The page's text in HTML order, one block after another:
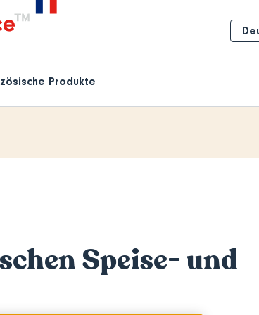
Produkte
Select
your
Suchen
Speise- und